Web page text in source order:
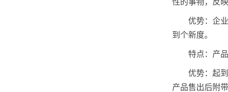
性的事物，反
优势：企
到个新度。
特点：产
优势：起
产品售出后附